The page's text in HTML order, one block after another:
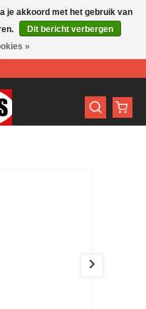
personeel aanwezig in de
je akkoord met het gebruik van
Dit bericht verbergen
»